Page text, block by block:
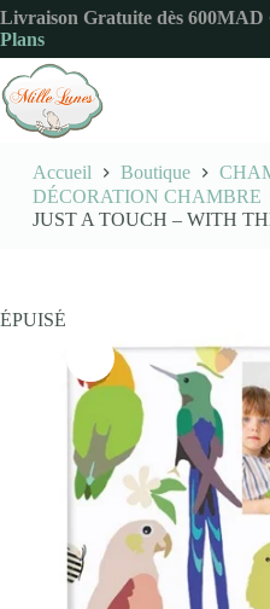
Passer
au
contenu
Livraison Gratuite dès 600MAD
Plans
Accueil Boutique
DÉCORATION CHAMBRE
JUST A TOUCH – WITH
ÉPUISÉ